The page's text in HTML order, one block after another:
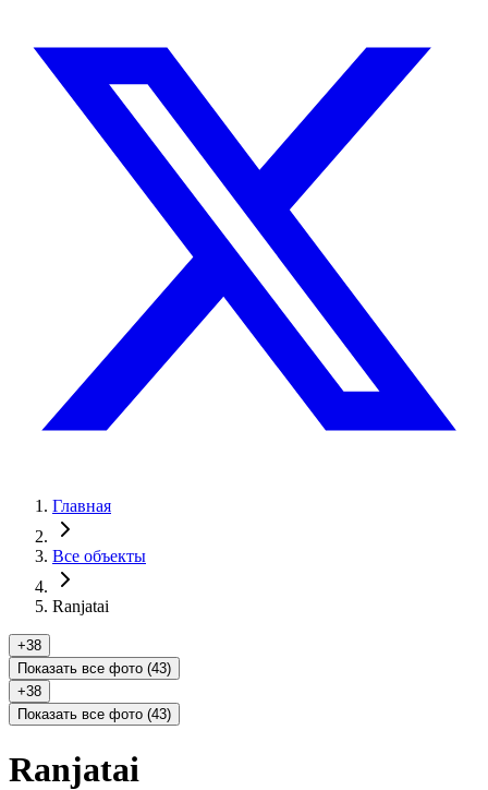
Главная
Все объекты
Ranjatai
+38
Показать все фото (43)
+38
Показать все фото (43)
Ranjatai